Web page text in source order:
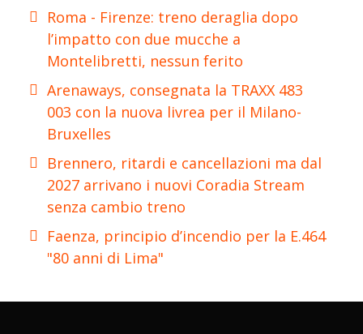
Roma - Firenze: treno deraglia dopo
l’impatto con due mucche a
Montelibretti, nessun ferito
Arenaways, consegnata la TRAXX 483
003 con la nuova livrea per il Milano-
Bruxelles
Brennero, ritardi e cancellazioni ma dal
2027 arrivano i nuovi Coradia Stream
senza cambio treno
Faenza, principio d’incendio per la E.464
"80 anni di Lima"